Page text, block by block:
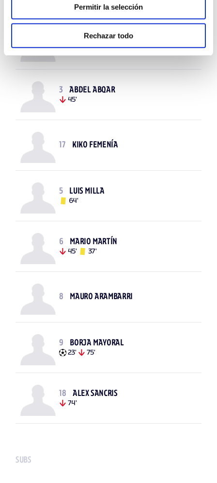
Permitir la selección
Rechazar todo
3
ABDEL ABQAR
45'
17 KIKO FEMENÍA
5
LUIS MILLA
64'
6
MARIO MARTÍN
45'
37'
8 MAURO ARAMBARRI
9
BORJA MAYORAL
23'
75'
18
ALEX SANCRIS
74'
SUBS